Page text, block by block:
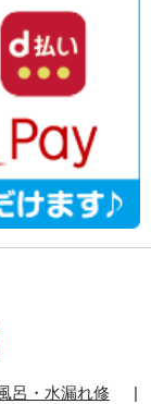
呂・水漏れ修